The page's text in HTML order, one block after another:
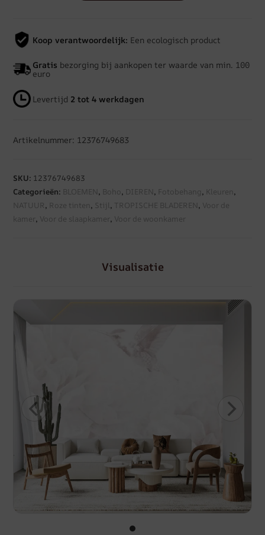
Koop verantwoordelijk: Een ecologisch product
Gratis bezorging bij aankopen ter waarde van min. 100
euro
Levertijd 2 tot 4 werkdagen
Artikelnummer: 12376749683
SKU: 12376749683
Categorieën: BLOEMEN , Boho , DIEREN , Fotobehang, Kleuren ,
NATUUR, Roze tinten , Stijl, TROPISCHE BLADEREN , Voor de
kamer, Voor de slaapkamer, Voor de woonkamer
Visualisatie